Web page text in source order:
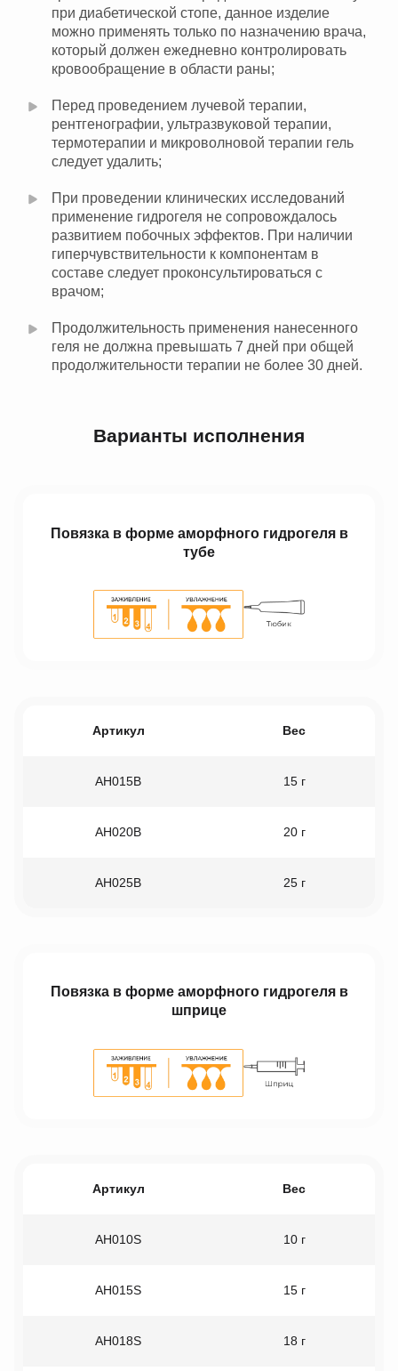
при диабетической стопе, данное изделие
можно применять только по назначению врача,
который должен ежедневно контролировать
кровообращение в области раны;
Перед проведением лучевой терапии,
рентгенографии, ультразвуковой терапии,
термотерапии и микроволновой терапии гель
следует удалить;
При проведении клинических исследований
применение гидрогеля не сопровождалось
развитием побочных эффектов. При наличии
гиперчувствительности к компонентам в
составе следует проконсультироваться с
врачом;
Продолжительность применения нанесенного
геля не должна превышать 7 дней при общей
продолжительности терапии не более 30 дней.
Варианты исполнения
Повязка в форме аморфного гидрогеля в
тубе
Артикул Вес
AH015B 15 г
AH020B 20 г
AH025B 25 г
Повязка в форме аморфного гидрогеля в
шприце
Артикул Вес
AH010S 10 г
AH015S 15 г
AH018S 18 г